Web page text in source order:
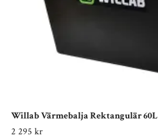
Willab Värmebalja Rektangulär 60L
2 295 kr